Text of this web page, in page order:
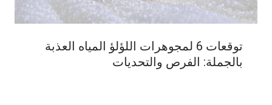
توقعات 6 لمجوهرات اللؤلؤ المياه العذبة
بالجملة: الفرص والتحديات